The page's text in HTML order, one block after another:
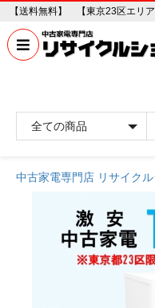
中古家電専門店 リサイク